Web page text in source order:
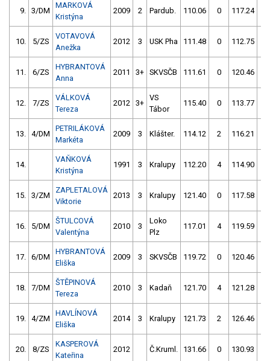
9. 3/DM
MARKOVÁ
Kristýna
2009 2 Pardub. 110.06 0 117.24
10. 5/ZS
VOTAVOVÁ
Anežka
2012 3 USK Pha 111.48 0 112.75
11. 6/ZS
HYBRANTOVÁ
Anna
2011 3+ SKVSČB 111.61 0 120.46
12. 7/ZS
VÁLKOVÁ
Tereza
2012 3+
VS
Tábor
115.40 0 113.77
13. 4/DM
PETRILÁKOVÁ
Markéta
2009 3 Klášter. 114.12 2 116.21
14.
VAŇKOVÁ
Kristýna
1991 3 Kralupy 112.20 4 114.90
15. 3/ZM
ZAPLETALOVÁ
Viktorie
2013 3 Kralupy 121.40 0 117.58
16. 5/DM
ŠTULCOVÁ
Valentýna
2010 3
Loko
Plz
117.01 4 119.59
17. 6/DM
HYBRANTOVÁ
Eliška
2009 3 SKVSČB 119.72 0 120.46
18. 7/DM
ŠTĚPINOVÁ
Tereza
2010 3 Kadaň 121.70 4 121.28
19. 4/ZM
HAVLÍNOVÁ
Eliška
2014 3 Kralupy 121.73 2 126.46
20. 8/ZS
KASPEROVÁ
Kateřina
2012 Č.Kruml. 131.66 0 130.93